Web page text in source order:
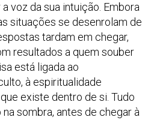
voz da sua intuição. Embora
situações se desenrolam de
tardam em chegar,
resultados a quem souber
está ligada ao
à espiritualidade
existe dentro de si. Tudo
sombra, antes de chegar à